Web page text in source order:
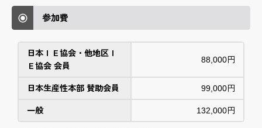
参加費
日本ＩＥ協会・他地区Ｉ
Ｅ協会 会員
88,000円
日本生産性本部 賛助会員 99,000円
一般 132,000円